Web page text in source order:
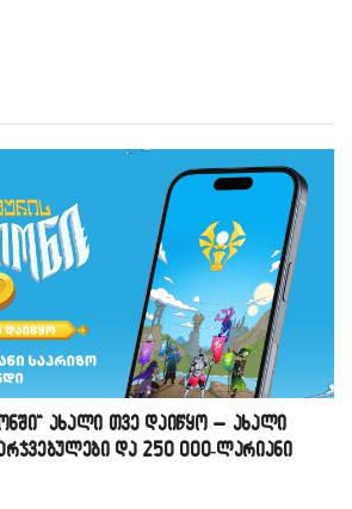
ახალი თვე დაიწყო – ახალი
და 250 000-ლარიანი